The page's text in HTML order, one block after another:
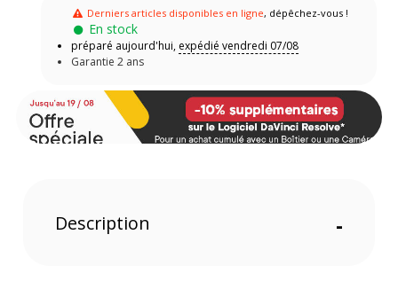
Derniers articles disponibles en ligne, dépêchez-vous !
En stock
préparé aujourd'hui, expédié vendredi 07/08
Garantie 2 ans
Description -